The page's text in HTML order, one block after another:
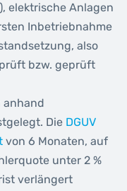
elektrische Anlagen
Inbetriebnahme
also
bzw. geprüft
anhand
Die DGUV
von 6 Monaten, auf
unter 2 %
verlängert